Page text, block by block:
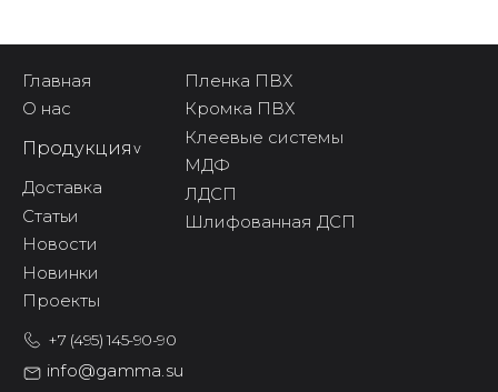
Главная
О нас
Продукция^
Доставка
Статьи
Новости
Новинки
Проекты
Пленка ПВХ
Кромка ПВХ
Клеевые системы
МДФ
ЛДСП
Шлифованная ДСП
+7 (495) 145-90-90
info@gamma.su